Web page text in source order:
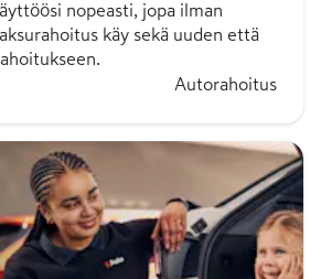
nopeasti, jopa ilman
käy sekä uuden että
Autorahoitus